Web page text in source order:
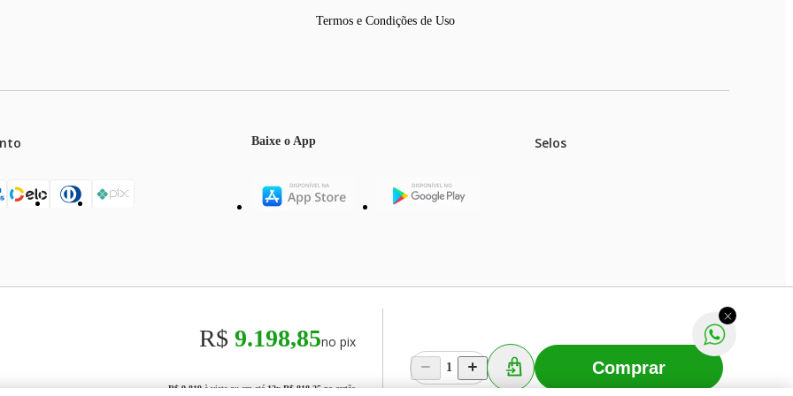
R$ 9.198,85no pix
R$ 9.819 à vista ou em até 12x R$ 818,25no cartão
1 Comprar
Termos e Condições de Uso
Baixe o App Selos
válidos exclusivamente para compras efetuadas no site, podendo diferir na rede de lojas físicas.
os preços e condições comerciais estão sujeitos a alteração sem aviso prévio. Fast Shop S. A. CNPJ: 43.708.379/0001-
Selecionar os Cookies